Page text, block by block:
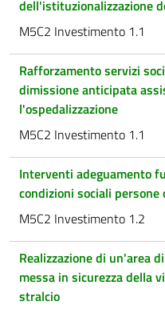
dell'istituzionalizzazione
M5C2 Investimento 1.1
Rafforzamento servizi
dimissione anticipata
l'ospedalizzazione
M5C2 Investimento 1.1
Interventi adeguamento
condizioni sociali
M5C2 Investimento 1.2
Realizzazione di un'area
messa in sicurezza della
stralcio